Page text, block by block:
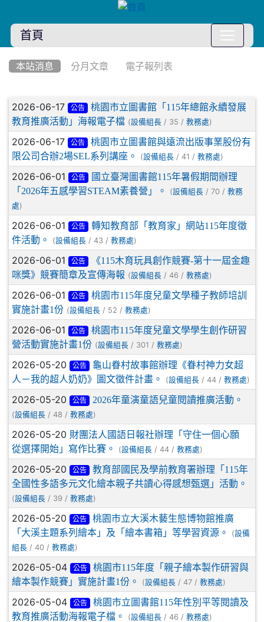
首頁
本站消息 分月文章 電子報列表
文章列表
2026-06-17 公告
桃園市立圖書館「115年總館永續發展
教育推廣活動」海報電子檔 (設備組長 / 35 / 教務處)
2026-06-17 公告
桃園市立圖書館與遠流出版事業股份有
限公司合辦2場SEL系列講座。
(設備組長 / 41 / 教務處)
2026-06-01 公告
國立臺灣圖書館115年暑假期間辦理
「2026年五感學習STEAM素養營」。
(設備組長 / 70 / 教務
處)
2026-06-01 公告
轉知教育部「教育家」網站115年度徵
件活動。
(設備組長 / 43 / 教務處)
2026-06-01 公告
《115木育玩具創作競賽-第十一屆金趣
咪獎》競賽簡章及宣傳海報 (設備組長 / 46 / 教務處)
2026-06-01 公告
桃園市115年度兒童文學種子教師培訓
實施計畫1份 (設備組長 / 52 / 教務處)
2026-06-01 公告
桃園市115年度兒童文學學生創作研習
營活動實施計畫1份 (設備組長 / 301 / 教務處)
2026-05-20 公告
龜山眷村故事館辦理《眷村神力女超
人－我的超人奶奶》圖文徵件計畫。
(設備組長 / 44 / 教務處)
2026-05-20 公告 2026年童演童語兒童閱讀推廣活動。
(設備組長 / 48 / 教務處)
2026-05-20 財團法人國語日報社辦理「守住一個心願
從選擇開始」寫作比賽。
(設備組長 / 44 / 教務處)
2026-05-20 公告
教育部國民及學前教育署辦理「115年
全國性多語多元文化繪本親子共讀心得感想甄選」活動。
(設備組長 / 39 / 教務處)
2026-05-20 公告
桃園市立大溪木藝生態博物館推廣
「大溪主題系列繪本」及「繪本書箱」等學習資源。
(設備
組長 / 40 / 教務處)
2026-05-04 公告
桃園市115年度「親子繪本製作研習與
繪本製作競賽」實施計畫1份。
(設備組長 / 47 / 教務處)
2026-05-04 公告
桃園市立圖書館115年性別平等閱讀及
教育推廣活動海報電子檔。
(設備組長 / 46 / 教務處)